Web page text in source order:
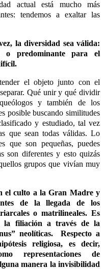
actual está mucho más
tendemos a exaltar las
la diversidad sea válida:
o predominante para el
el objeto junto con el
Qué unir y qué dividir
y también de los
posible buscando similitudes
y estudiado, tal vez
que sean todas válidas. Lo
que son pequeñas, puedes
son diferentes y esto quizás
grupos que vivían muy
el culto a la Gran Madre y
de la llegada de los
o matrilineales. Es
la filiación a través de la
neolíticas. Respecto a
religiosa, es decir,
representaciones de
manera la invisibilidad